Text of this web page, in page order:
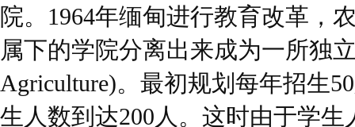
院。1964年缅甸进行教育改革，
属下的学院分离出来成为一所独
Agriculture)。最初规划每年招生
生人数到达200人。这时由于学